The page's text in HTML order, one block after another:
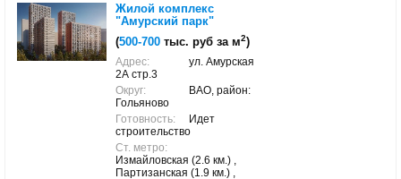
Жилой комплекс
"Амурский парк"
(500-700 тыс. руб за м2)
Адрес:
ул. Амурская
2А стр.3
Округ:
ВАО, район:
Гольяново
Готовность:
Идет
строительство
Ст. метро:
Измайловская (2.6 км.) ,
Партизанская (1.9 км.) ,